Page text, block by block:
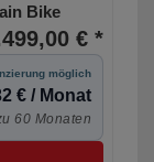
Bike
€ *
möglich
€ / Monat
60 Monaten